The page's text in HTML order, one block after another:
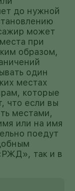
до нужной
может
при
образом,
один
местах
которые
что если вы
местами,
или на имя
поедут
так и в